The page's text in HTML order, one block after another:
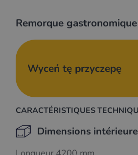
Remorque
Wyceń tę przyczepę
CARACTÉRISTIQUES
Dimensions